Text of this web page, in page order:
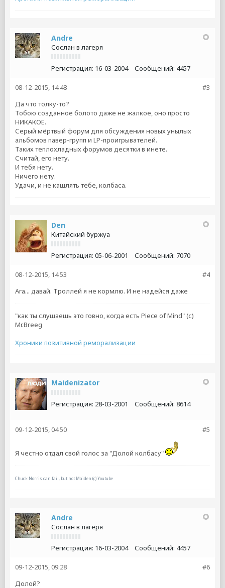
Andre
Сослан в лагеря
Регистрация: 16-03-2004 Сообщений: 4457
#3
08-12-2015, 14:48
Да что толку-то?
Тобою созданное болото даже не жалкое, оно просто
НИКАКОЕ.
Серый мёртвый форум для обсуждения новых унылых
альбомов павер-групп и LP-проигрывателей.
Таких теплохладных форумов десятки в инете.
Считай, его нету.
И тебя нету.
Ничего нету.
Удачи, и не кашлять тебе, колбаса.
Den
Китайский буржуа
Регистрация: 05-06-2001 Сообщений: 7070
#4
08-12-2015, 14:53
Ага... давай. Троллей я не кормлю. И не надейся даже
"как ты слушаешь это говно, когда есть Piece of Mind" (с)
Mr.Breeg
Хроники позитивной реморализации
Maidenizator
Регистрация: 28-03-2001 Сообщений: 8614
#5
09-12-2015, 04:50
Я честно отдал свой голос за "Долой колбасу"
Chuck Norris can fail, but not Maiden (c) Youtube
Andre
Сослан в лагеря
Регистрация: 16-03-2004 Сообщений: 4457
#6
09-12-2015, 09:28
Долой?